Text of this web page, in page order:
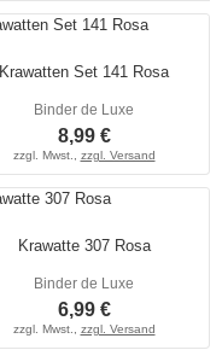
Krawatten Set 141 Rosa
Binder de Luxe
8,99 €
zzgl. Mwst., zzgl. Versand
Krawatte 307 Rosa
Binder de Luxe
6,99 €
zzgl. Mwst., zzgl. Versand